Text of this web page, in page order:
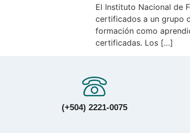
El Instituto Nacional de
certificados a un grupo
formación como
certificadas. Los […]
(+504) 2221-0075